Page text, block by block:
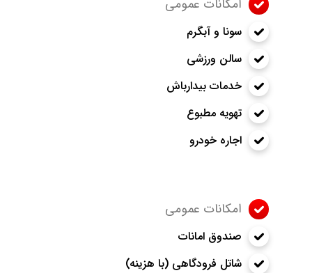
امکانات عمومی
سونا و آبگرم
سالن ورزشی
خدمات بیدارباش
تهویه مطبوع
اجاره خودرو
امکانات عمومی
صندوق امانات
شاتل فرودگاهی (با هزینه)